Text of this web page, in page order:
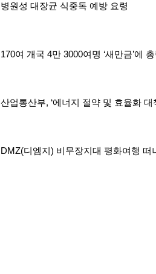
병원성 대장균 식중독 예방 요령
170여 개국 4만 3000여명 ‘새만금’에
산업통산부, ‘에너지 절약 및 효율화 대